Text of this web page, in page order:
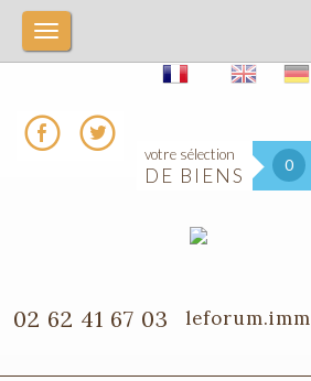
votre sélection
DE BIENS 0
02 62 41 67 03